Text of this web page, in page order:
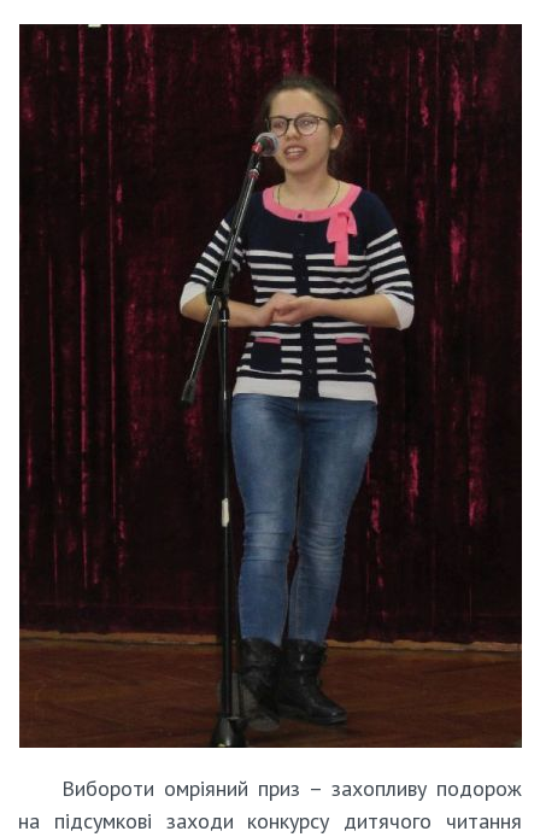
Вибороти омріяний приз – захопливу подорож
на підсумкові заходи конкурсу дитячого читання